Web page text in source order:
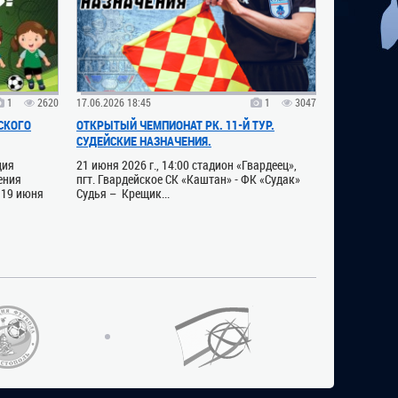
1 2620
июня
17.06.2026 18:45 1 3047
ОТКРЫТЫЙ ЧЕМПИОНАТ РК. 11-Й ТУР.
СУДЕЙСКИЕ НАЗНАЧЕНИЯ.
21 июня 2026 г., 14:00 стадион «Гвардеец»,
пгт. Гвардейское СК «Каштан» - ФК «Судак»
Судья – Крещик...